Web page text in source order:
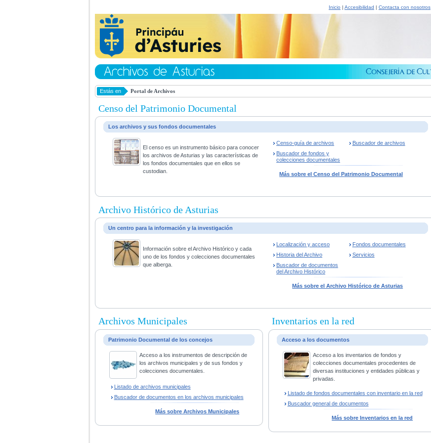
Inicio | Accesibilidad | Contacta con nosotros
Estás en Portal de Archivos
Censo del Patrimonio Documental
Los archivos y sus fondos documentales
El censo es un instrumento básico para conocer
los archivos de Asturias y las características de
los fondos documentales que en ellos se
custodian.
Censo-guía de archivos
Buscador de archivos
Buscador de fondos y
colecciones documentales
Más sobre el Censo del Patrimonio Documental
Archivo Histórico de Asturias
Un centro para la información y la investigación
Información sobre el Archivo Histórico y cada
uno de los fondos y colecciones documentales
que alberga.
Localización y acceso
Fondos documentales
Historia del Archivo
Servicios
Buscador de documentos
del Archivo Histórico
Más sobre el Archivo Histórico de Asturias
Archivos Municipales
Patrimonio Documental de los concejos
Acceso a los instrumentos de descripción de
los archivos municipales y de sus fondos y
colecciones documentales.
Listado de archivos municipales
Buscador de documentos en los archivos municipales
Más sobre Archivos Municipales
Inventarios en la red
Acceso a los documentos
Acceso a los inventarios de fondos y
colecciones documentales procedentes de
diversas instituciones y entidades públicas y
privadas.
Listado de fondos documentales con inventario en la red
Buscador general de documentos
Más sobre Inventarios en la red